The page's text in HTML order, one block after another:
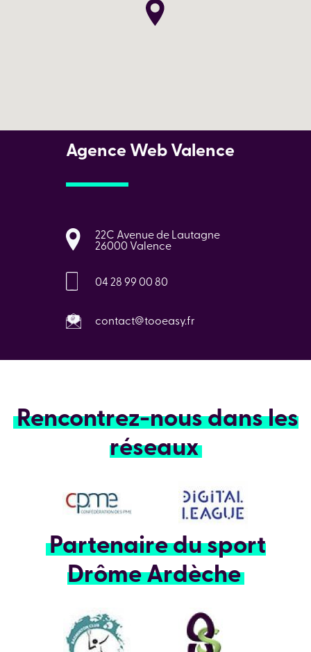
Agence Web Valence
22C Avenue de Lautagne
26000 Valence
04 28 99 00 80
contact@tooeasy.fr
Rencontrez-nous dans les
réseaux
Partenaire du sport
Drôme Ardèche